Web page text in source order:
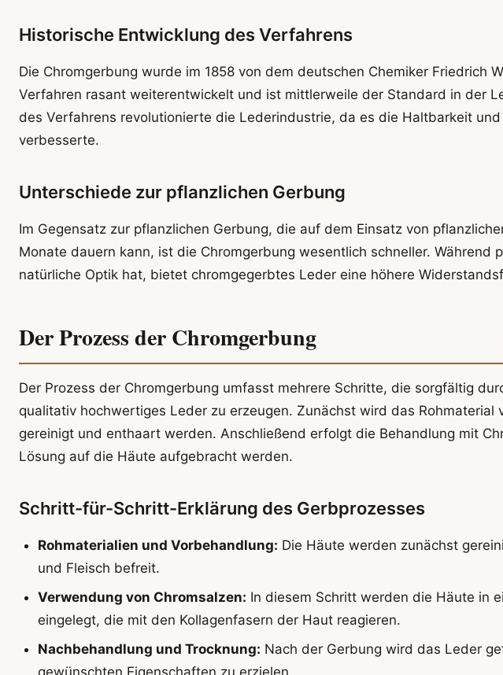
Historische Entwicklung des Verfahrens
Die Chromgerbung wurde im 1858 von dem deutschen Chemiker Friedrich
Verfahren rasant weiterentwickelt und ist mittlerweile der Standard in der
des Verfahrens revolutionierte die Lederindustrie, da es die Haltbarkeit
verbesserte.
Unterschiede zur pflanzlichen Gerbung
Im Gegensatz zur pflanzlichen Gerbung, die auf dem Einsatz von
Monate dauern kann, ist die Chromgerbung wesentlich schneller. Während
natürliche Optik hat, bietet chromgegerbtes Leder eine höhere
Der Prozess der Chromgerbung
Der Prozess der Chromgerbung umfasst mehrere Schritte, die sorgfältig
qualitativ hochwertiges Leder zu erzeugen. Zunächst wird das Rohmaterial
gereinigt und enthaart werden. Anschließend erfolgt die Behandlung mit
Lösung auf die Häute aufgebracht werden.
Schritt-für-Schritt-Erklärung des Gerbprozesses
Rohmaterialien und Vorbehandlung: Die Häute werden zunächst
und Fleisch befreit.
Verwendung von Chromsalzen: In diesem Schritt werden die Häute in
eingelegt, die mit den Kollagenfasern der Haut reagieren.
Nachbehandlung und Trocknung: Nach der Gerbung wird das Leder
gewünschten Eigenschaften zu erzielen.